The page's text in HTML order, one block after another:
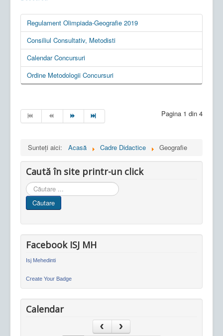
Regulament Olimpiada-Geografie 2019
Consiliul Consultativ, Metodisti
Calendar Concursuri
Ordine Metodologii Concursuri
Pagina 1 din 4
Sunteți aici: Acasă Cadre Didactice Geografie
Caută în site printr-un click
Cauta
in
site
Căutare
Facebook ISJ MH
Isj Mehedinti
Create Your Badge
Calendar